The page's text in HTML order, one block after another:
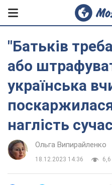
"Батьків
або
українська
наглість
Ольга Випирайленко
18.12.2023 14:36 6,6